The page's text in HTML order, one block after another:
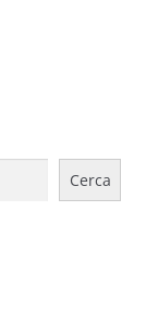
Cerca